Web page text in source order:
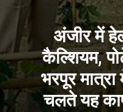
अंजीर में
कैल्शियम,
भरपूर
चलते यह